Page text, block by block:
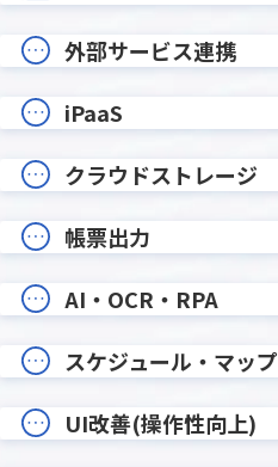
外部サービス連携
iPaaS
クラウドストレージ
帳票出力
AI・OCR・RPA
スケジュール・マップ
UI改善(操作性向上)